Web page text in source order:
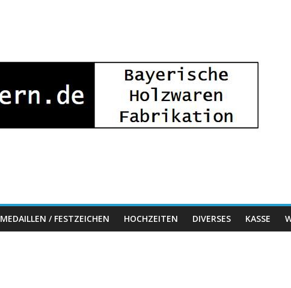
MEDAILLEN / FESTZEICHEN HOCHZEITEN DIVERSES KASSE